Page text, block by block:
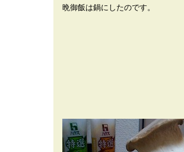
晩御飯は鍋にしたのです。